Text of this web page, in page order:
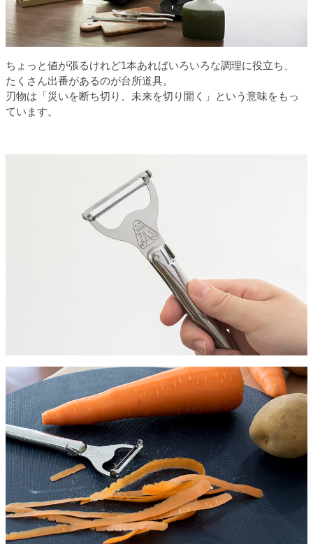
ちょっと値が張るけれど1本あればいろいろな調理に役立ち、
たくさん出番があるのが台所道具。
刃物は「災いを断ち切り、未来を切り開く」という意味をもっ
ています。